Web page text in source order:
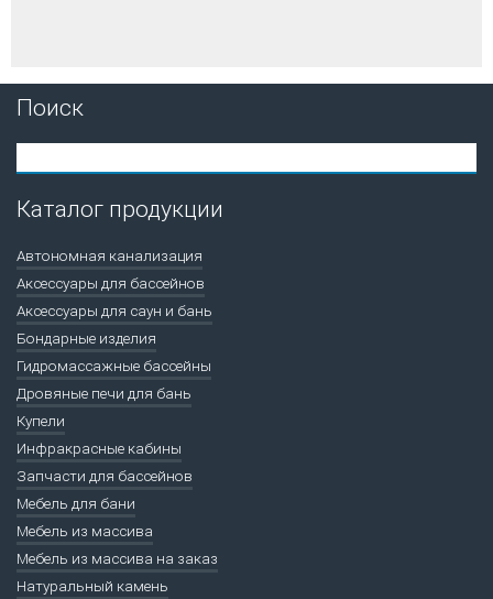
Поиск
Каталог продукции
Автономная канализация
Аксессуары для бассейнов
Аксессуары для саун и бань
Бондарные изделия
Гидромассажные бассейны
Дровяные печи для бань
Купели
Инфракрасные кабины
Запчасти для бассейнов
Мебель для бани
Мебель из массива
Мебель из массива на заказ
Натуральный камень